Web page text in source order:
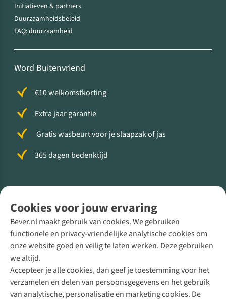
Cookies voor jouw ervaring
Bever.nl maakt gebruik van cookies. We gebruiken
functionele en privacy-vriendelijke analytische cookies om
onze website goed en veilig te laten werken. Deze gebruiken
we altijd.
Accepteer je alle cookies, dan geef je toestemming voor het
verzamelen en delen van persoonsgegevens en het gebruik
van analytische, personalisatie en marketing cookies. De
Initiatieven & partners
Duurzaamheidsbeleid
FAQ: duurzaamheid
Word Buitenvriend
€10 welkomstkorting
Extra jaar garantie
Gratis wasbeurt voor je slaapzak of jas
365 dagen bedenktijd
Direct advies van een Buitenexpert
+31 (0)85 888 50 88
+31 6 12 28 49 80